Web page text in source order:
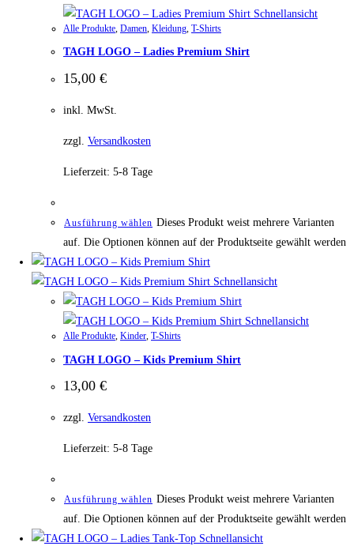
Schnellansicht
Alle Produkte, Damen, Kleidung, T-Shirts
TAGH LOGO – Ladies Premium Shirt
15,00 €
inkl. MwSt.
zzgl. Versandkosten
Lieferzeit: 5-8 Tage
Ausführung wählen Dieses Produkt weist mehrere Varianten
auf. Die Optionen können auf der Produktseite gewählt werden
Schnellansicht
Schnellansicht
Alle Produkte, Kinder, T-Shirts
TAGH LOGO – Kids Premium Shirt
13,00 €
zzgl. Versandkosten
Lieferzeit: 5-8 Tage
Ausführung wählen Dieses Produkt weist mehrere Varianten
auf. Die Optionen können auf der Produktseite gewählt werden
Schnellansicht